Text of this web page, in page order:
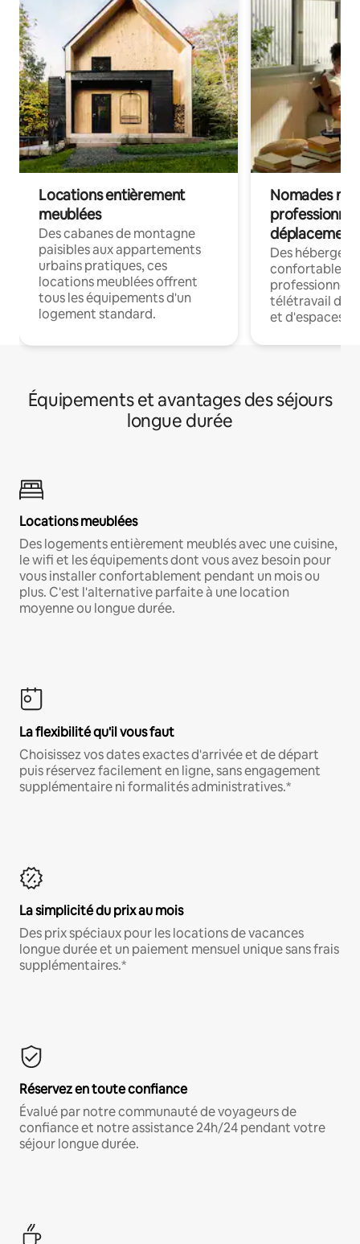
Locations entièrement
meublées
Des cabanes de montagne
paisibles aux appartements
urbains pratiques, ces
locations meublées offrent
tous les équipements d'un
logement standard.
Nomades
déplacement
Des
confortables
professionnels
télétravail
et d'espaces
Équipements et avantages des séjours
longue durée
Locations meublées
Des logements entièrement meublés avec une cuisine,
le wifi et les équipements dont vous avez besoin pour
vous installer confortablement pendant un mois ou
plus. C'est l'alternative parfaite à une location
moyenne ou longue durée.
La flexibilité qu'il vous faut
Choisissez vos dates exactes d'arrivée et de départ
puis réservez facilement en ligne, sans engagement
supplémentaire ni formalités administratives.*
La simplicité du prix au mois
Des prix spéciaux pour les locations de vacances
longue durée et un paiement mensuel unique sans frais
supplémentaires.*
Réservez en toute confiance
Évalué par notre communauté de voyageurs de
confiance et notre assistance 24h/24 pendant votre
séjour longue durée.